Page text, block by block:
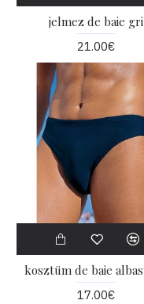
jelmez de baie gri
21.00€
17.00€